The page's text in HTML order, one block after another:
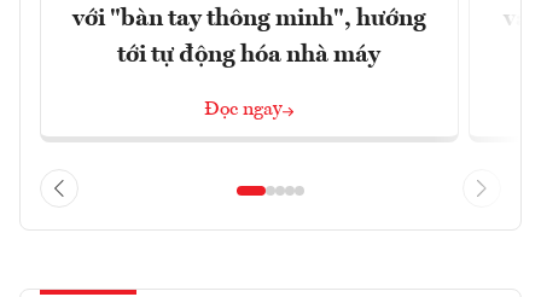
với "bàn tay thông minh", hướng
tới tự động hóa nhà máy
Đọc ngay